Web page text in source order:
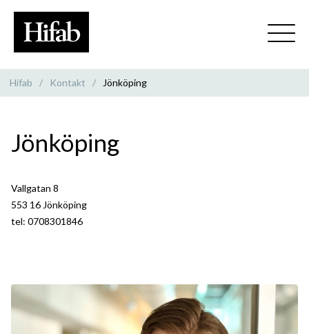
Hifab / Kontakt / Jönköping
Jönköping
Vallgatan 8
553 16 Jönköping
tel: 0708301846